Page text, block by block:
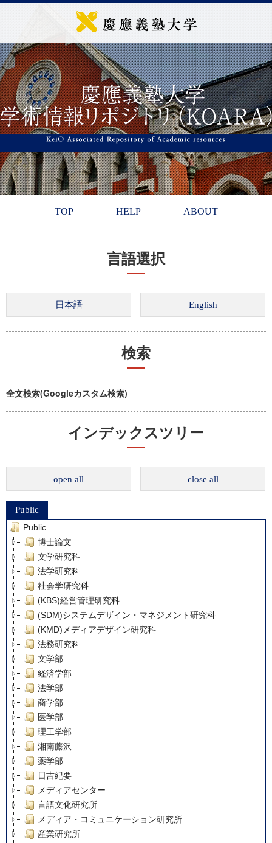
TOP HELP ABOUT
言語選択
検索
全文検索(Googleカスタム検索)
インデックスツリー
open all close all
Public
Public
博士論文
文学研究科
法学研究科
社会学研究科
(KBS)経営管理研究科
(SDM)システムデザイン・マネジメント研究科
(KMD)メディアデザイン研究科
法務研究科
文学部
経済学部
法学部
商学部
医学部
理工学部
湘南藤沢
薬学部
日吉紀要
メディアセンター
言語文化研究所
メディア・コミュニケーション研究所
産業研究所